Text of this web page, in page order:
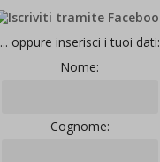
... oppure inserisci i tuoi dati:
Nome:
Cognome: